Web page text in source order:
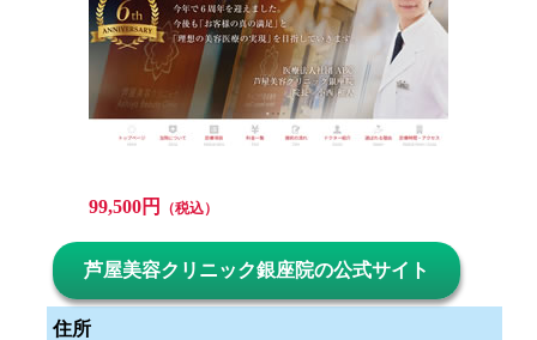
99,500円 （税込）
芦屋美容クリニック銀座院の公式サイト
住所